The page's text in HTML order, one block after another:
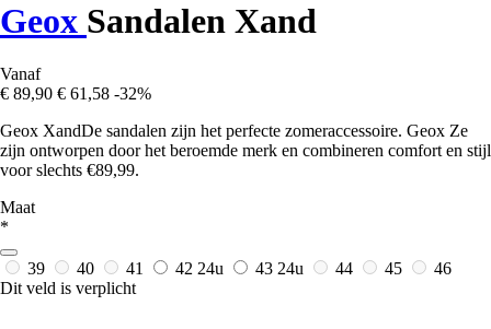
Geox Sandalen Xand
Vanaf
€ 89,90 € 61,58 -32%
Geox XandDe sandalen zijn het perfecte zomeraccessoire. Geox Ze
zijn ontworpen door het beroemde merk en combineren comfort en stijl
voor slechts €89,99.
Maat
*
39 40 41 42 24u 43 24u 44 45
46
Dit veld is verplicht